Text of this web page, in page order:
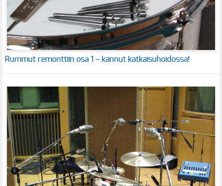
Rummut remonttiin osa 1 – kannut katkaisuhoidossa!